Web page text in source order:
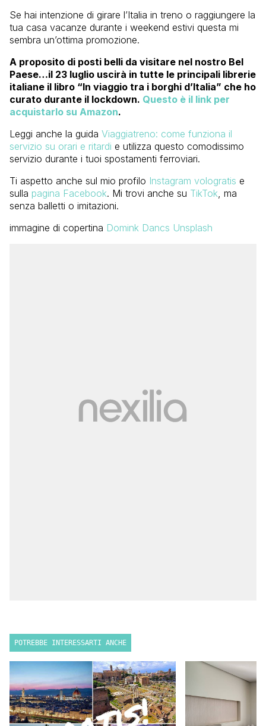
Se hai intenzione di girare l’Italia in treno o raggiungere la
tua casa vacanze durante i weekend estivi questa mi
sembra un’ottima promozione.
A proposito di posti belli da visitare nel nostro Bel
Paese…il 23 luglio uscirà in tutte le principali librerie
italiane il libro “In viaggio tra i borghi d’Italia” che ho
curato durante il lockdown. Questo è il link per
acquistarlo su Amazon.
Leggi anche la guida Viaggiatreno: come funziona il
servizio su orari e ritardi e utilizza questo comodissimo
servizio durante i tuoi spostamenti ferroviari.
Ti aspetto anche sul mio profilo Instagram vologratis e
sulla pagina Facebook. Mi trovi anche su TikTok, ma
senza balletti o imitazioni.
immagine di copertina Domink Dancs Unsplash
POTREBBE INTERESSARTI ANCHE